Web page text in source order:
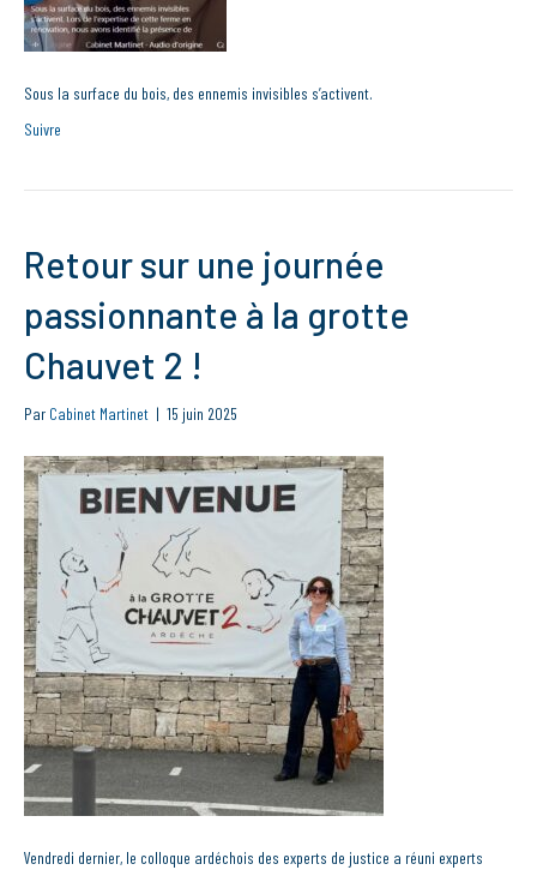
Sous la surface du bois, des ennemis invisibles s’activent.
Suivre
Retour sur une journée
passionnante à la grotte
Chauvet 2 !
Par Cabinet Martinet | 15 juin 2025
Vendredi dernier, le colloque ardéchois des experts de justice a réuni experts